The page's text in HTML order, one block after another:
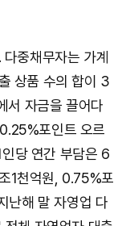
중채무자는 가계
상품 수의 합이 3
서 자금을 끌어다
포인트 오르
당 연간 부담은 6
1천억원, 0.75%포
난해 말 자영업 다